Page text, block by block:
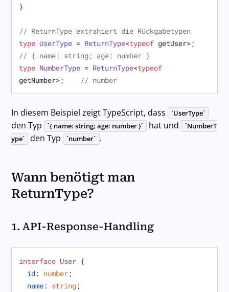
}
// ReturnType extrahiert die Rückgabetypen
type UserType = ReturnType<typeof
// { name: string; age: number }
type NumberType = ReturnType<typeof
getNumber>;
// number
In diesem Beispiel zeigt TypeScript, dass UserType
den Typ { name: string; age: number } hat und
NumberT
ype
den Typ number .
Wann benötigt man
ReturnType?
1. API-Response-Handling
interface User {
id: number;
name: string;